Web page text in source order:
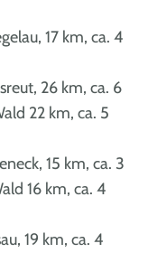
17 km, ca. 4
26 km, ca. 6
22 km, ca. 5
15 km, ca. 3
16 km, ca. 4
19 km, ca. 4